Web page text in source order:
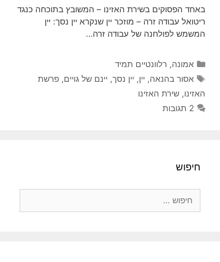
באחד הפסוקים בשירת האזינו – המשובץ בתוכחה כנגד
ריטואל עבודה זרה – מוזכר יין שנקרא יין נסך: יין
המשמש לפולחנה של עבודה זרה…
קטגוריות
אמונה, רלוונטיים תמיד
תגיות
אסור בהנאה, יין, יין נסך, יינם של גויים,פרשת
האזינו, שירת האזינו
2 תגובות
חיפוש